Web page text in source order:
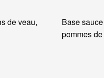
de veau,
Base
pommes